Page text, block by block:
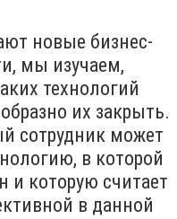
новые бизнес-
мы изучаем,
технологий
их закрыть.
сотрудник может
в которой
и которую считает
в данной